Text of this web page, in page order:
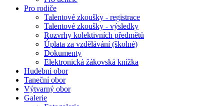
Pro rodiče
Talentové zkoušky - registrace
Talentové zkoušky - výsledky
Rozvrhy kolektivních předmětů
Úplata za vzdělávání (školné)
Dokumenty
Elektronická žákovská knížka
Hudební obor
Taneční obor
Výtvarný obor
Galerie